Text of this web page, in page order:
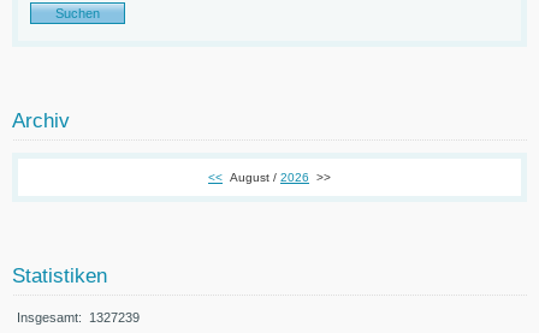
Archiv
<< August / 2026 >>
Statistiken
Insgesamt: 1327239